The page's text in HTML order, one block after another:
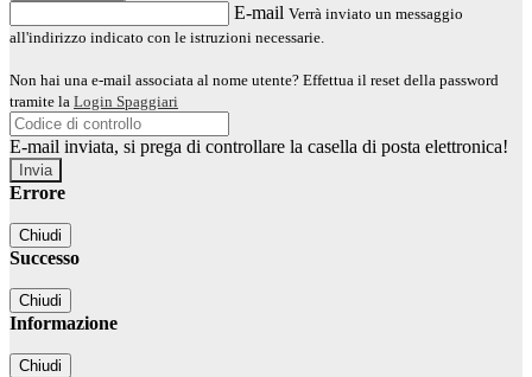
E-mail Verrà inviato un messaggio
all'indirizzo indicato con le istruzioni necessarie.
Non hai una e-mail associata al nome utente? Effettua il reset della password
tramite la Login Spaggiari
E-mail inviata, si prega di controllare la casella di posta elettronica!
Errore
Chiudi
Successo
Chiudi
Informazione
Chiudi